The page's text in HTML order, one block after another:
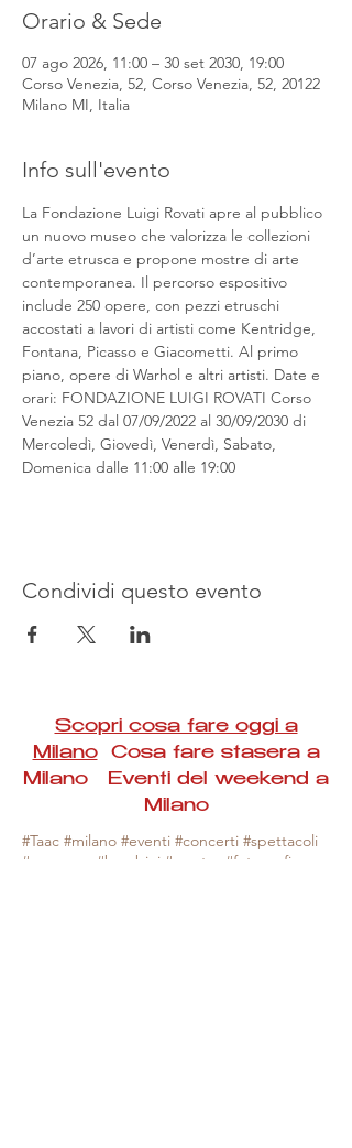
Orario & Sede
07 ago 2026, 11:00 – 30 set 2030, 19:00
Corso Venezia, 52, Corso Venezia, 52, 20122
Milano MI, Italia
Info sull'evento
La Fondazione Luigi Rovati apre al pubblico
un nuovo museo che valorizza le collezioni
d’arte etrusca e propone mostre di arte
contemporanea. Il percorso espositivo
include 250 opere, con pezzi etruschi
accostati a lavori di artisti come Kentridge,
Fontana, Picasso e Giacometti. Al primo
piano, opere di Warhol e altri artisti. Date e
orari: FONDAZIONE LUIGI ROVATI Corso
Venezia 52 dal 07/09/2022 al 30/09/2030 di
Mercoledì, Giovedì, Venerdì, Sabato,
Domenica dalle 11:00 alle 19:00
Condividi questo evento
Scopri cosa fare oggi a
MilanoCosa fare stasera a
Milano Eventi del weekend a
Milano
#Taac #milano #eventi #concerti #spettacoli
#rassegne #bambini #mostre #fotografia